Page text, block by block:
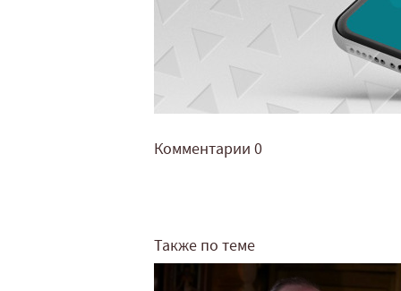
Комментарии 0
Также по теме